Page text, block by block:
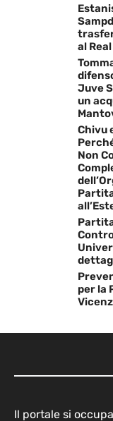
al
Juve
un
Chivu
Non
per la
Il portale si